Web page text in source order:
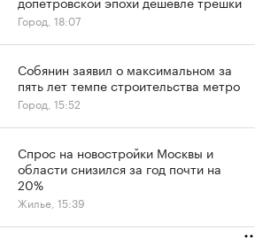
Город, 18:07
Собянин заявил о максимальном за
пять лет темпе строительства метро
Город, 15:52
Спрос на новостройки Москвы и
области снизился за год почти на
20%
Жилье, 15:39